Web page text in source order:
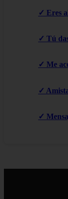
✓ Eres
✓ Tú
✓ Me
✓
✓